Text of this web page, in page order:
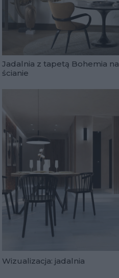
Jadalnia z tapetą Bohemia na
ścianie
Wizualizacja: jadalnia